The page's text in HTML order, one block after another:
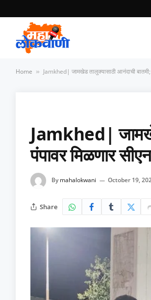
Home » Jamkhed| जामखेड तालुक्यासाठी आनंदाची
Jamkhed| जामखेड
पंपावर मिळणार
By mahalokwani October 19,
Share